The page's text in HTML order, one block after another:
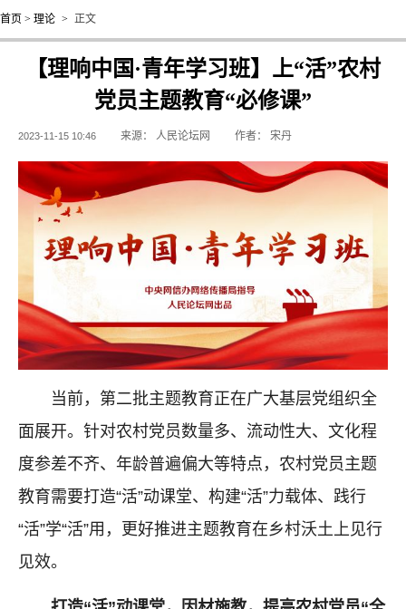
首页 > 理论 > 正文
【理响中国·青年学习班】上“活”农村
党员主题教育“必修课”
2023-11-15 10:46 来源： 人民论坛网 作者： 宋丹
当前，第二批主题教育正在广大基层党组织全
面展开。针对农村党员数量多、流动性大、文化程
度参差不齐、年龄普遍偏大等特点，农村党员主题
教育需要打造“活”动课堂、构建“活”力载体、践行
“活”学“活”用，更好推进主题教育在乡村沃土上见行
见效。